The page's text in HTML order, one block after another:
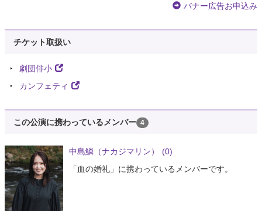
バナー広告お申込み
チケット取扱い
劇団俳小
カンフェティ
この公演に携わっているメンバー 4
中島鱗（ナカジマリン）
(0)
「血の婚礼」に携わっているメンバーです。